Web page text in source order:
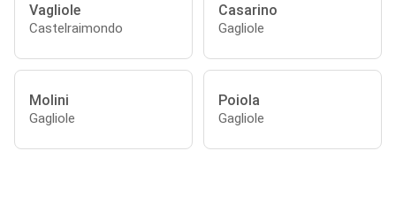
Vagliole
Castelraimondo
Casarino
Gagliole
Molini
Gagliole
Poiola
Gagliole